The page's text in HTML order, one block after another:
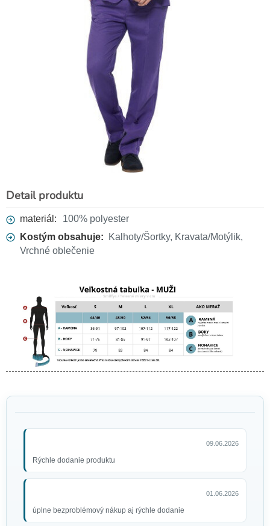
Detail produktu
materiál:
100% polyester
Kostým obsahuje:
Kalhoty/Šortky, Kravata/Motýlik,
Vrchné oblečenie
09.06.2026
Rýchle dodanie produktu
01.06.2026
úplne bezproblémový nákup aj rýchle dodanie